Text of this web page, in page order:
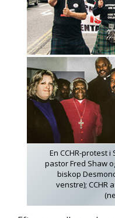
En CCHR-protest
pastor Fred Shaw
biskop
venstre); CCHR